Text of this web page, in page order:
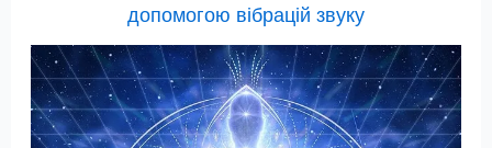
допомогою вібрацій звуку